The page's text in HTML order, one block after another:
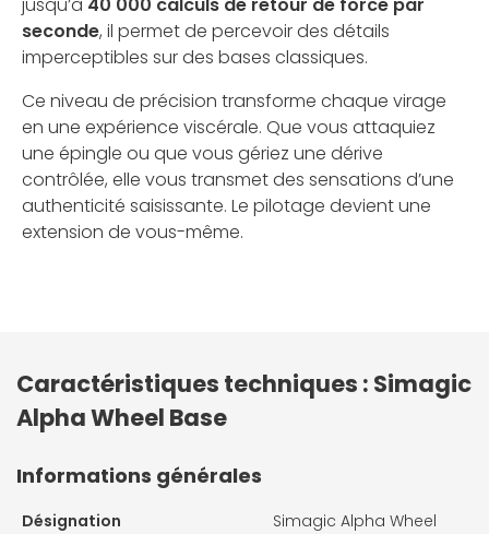
jusqu’à 40 000 calculs de retour de force par
seconde, il permet de percevoir des détails
imperceptibles sur des bases classiques.
Ce niveau de précision transforme chaque virage
en une expérience viscérale. Que vous attaquiez
une épingle ou que vous gériez une dérive
contrôlée, elle vous transmet des sensations d’une
authenticité saisissante. Le pilotage devient une
extension de vous-même.
Caractéristiques techniques : Simagic
Alpha Wheel Base
Informations générales
Désignation
Simagic Alpha Wheel